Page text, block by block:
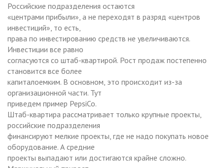
Российские подразделения остаются
«центрами прибыли», а не переходят в разряд «центров
инвестиций», то есть,
права по инвестированию средств не увеличиваются.
Инвестиции все равно
согласуются со штаб-квартирой. Рост продаж постепенно
становится все более
капиталоемким. В основном, это происходит из-за
организационной части. Тут
приведем пример PepsiCo.
Штаб-квартира рассматривает только крупные проекты,
российские подразделения
финансируют мелкие проекты, где не надо покупать новое
оборудование. А средние
проекты выпадают или достигаются крайне сложно.